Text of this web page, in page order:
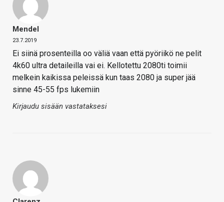
Mendel
23.7.2019
Ei siinä prosenteilla oo väliä vaan että pyöriikö ne pelit
4k60 ultra detaileilla vai ei. Kellotettu 2080ti toimii
melkein kaikissa peleissä kun taas 2080 ja super jää
sinne 45-55 fps lukemiin
Kirjaudu sisään vastataksesi